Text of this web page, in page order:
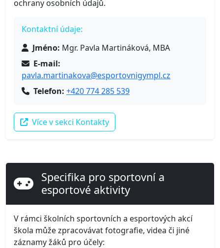
ochrany osobních údajů.
Kontaktní údaje:
Jméno: Mgr. Pavla Martináková, MBA
E-mail:
pavla.martinakova@esportovnigympl.cz
Telefon: +420 774 285 539
Více v sekci Kontakty
Specifika pro sportovní a
esportové aktivity
V rámci školních sportovních a esportových akcí
škola může zpracovávat fotografie, videa či jiné
záznamy žáků pro účely: